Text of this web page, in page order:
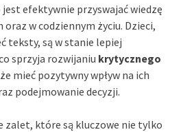
efektywnie przyswajać wiedzę
w codziennym życiu. Dzieci,
teksty, są w stanie lepiej
sprzyja rozwijaniu krytycznego
mieć pozytywny wpływ na ich
podejmowanie decyzji.
zalet, które są kluczowe nie tylko